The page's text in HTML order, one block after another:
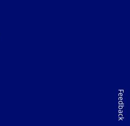
Feedback